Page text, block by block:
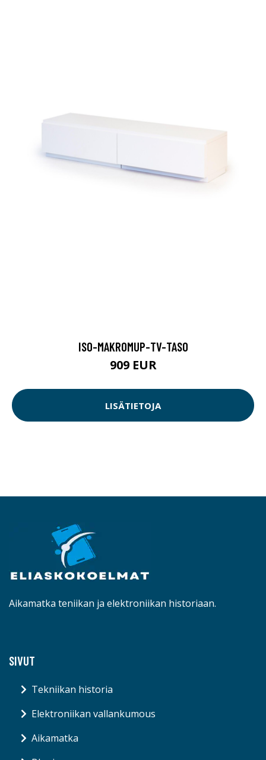
ISO-MAKROMUP-TV-TASO
909 EUR
LISÄTIETOJA
Aikamatka teniikan ja elektroniikan historiaan.
SIVUT
Tekniikan historia
Elektroniikan vallankumous
Aikamatka